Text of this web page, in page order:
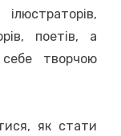
поетів, а
творчою
як стати